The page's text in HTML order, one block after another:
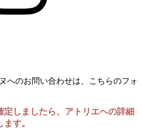
へのお問い合わせは、こちらのフォ
定しましたら、アトリエへの詳細
す。